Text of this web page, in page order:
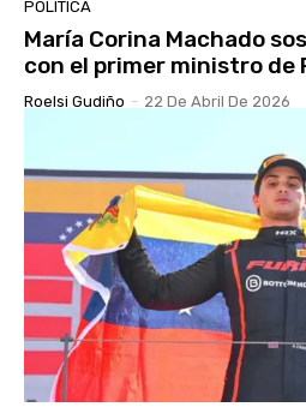
POLÍTICA
María Corina Machado
con el primer ministro de
Roelsi Gudiño - 22 De Abril De 2026